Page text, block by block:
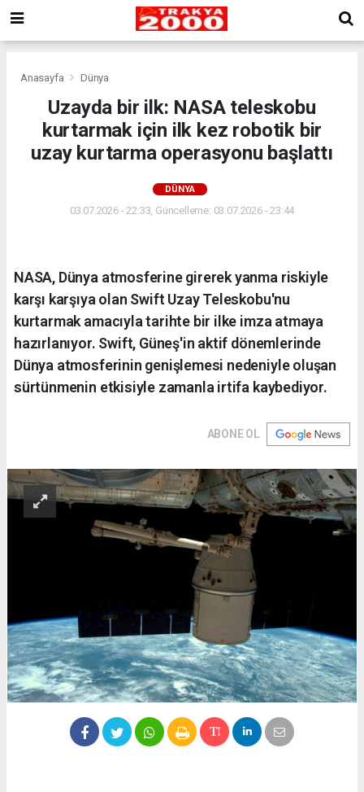
Anasayfa Dünya
Uzayda bir ilk: NASA teleskobu
kurtarmak için ilk kez robotik bir
uzay kurtarma operasyonu başlattı
DÜNYA
03.07.2026 - 22:33, Güncelleme: 03.07.2026 - 23:44
NASA, Dünya atmosferine girerek yanma riskiyle
karşı karşıya olan Swift Uzay Teleskobu'nu
kurtarmak amacıyla tarihte bir ilke imza atmaya
hazırlanıyor. Swift, Güneş'in aktif dönemlerinde
Dünya atmosferinin genişlemesi nedeniyle oluşan
sürtünmenin etkisiyle zamanla irtifa kaybediyor.
ABONE OL